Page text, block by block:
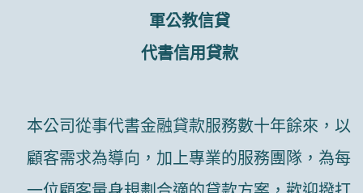
軍公教信貸
代書信用貸款
本公司從事代書金融貸款服務數十年餘來，以
顧客需求為導向，加上專業的服務團隊，為每